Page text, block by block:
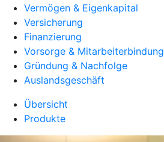
Vermögen & Eigenkapital
Versicherung
Finanzierung
Vorsorge & Mitarbeiterbindung
Gründung & Nachfolge
Auslandsgeschäft
Übersicht
Produkte